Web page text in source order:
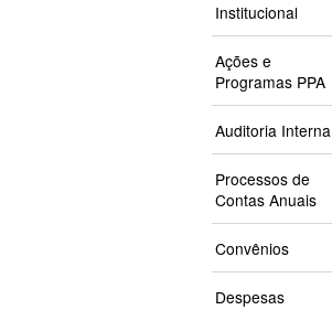
Institucional
Ações e
Programas PPA
Auditoria Interna
Processos de
Contas Anuais
Convênios
Despesas